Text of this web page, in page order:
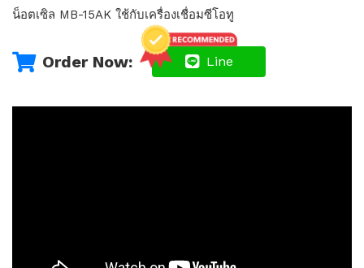
น็อตเซิล MB-15AK ใช้กับเครื่องเชื่อมซีโอทู
Order Now: Line